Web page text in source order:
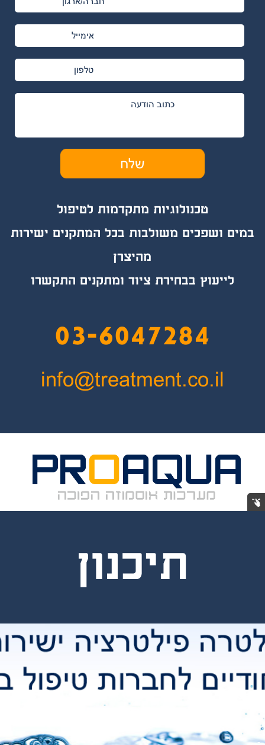
טכנולוגיות מתקדמות לטיפול
במים ושפכים משולבות בכל המתקנים ישירות
מהיצרן
לייעוץ בבחירת ציוד ומתקנים התקשרו
03-6047284
info@treatment.co.il
תיכנון
ייצור
-